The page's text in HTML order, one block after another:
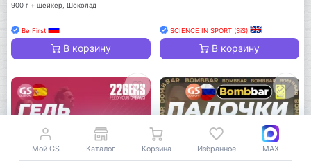
протеин)
900 г + шейкер, Шоколад
Be First
В корзину
SCIENCE IN SPORT (SiS)
В корзину
Мой GS Каталог Корзина Избранное MAX